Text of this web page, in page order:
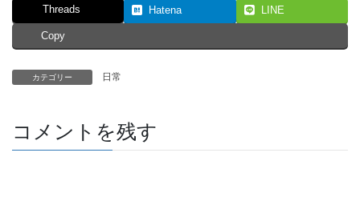
o
o
k
Threads Hatena LINE
Copy
カテゴリー 日常
コメントを残す